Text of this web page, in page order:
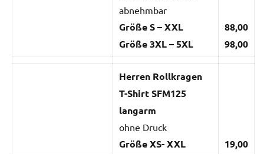
abnehmbar
Größe S – XXL
Größe 3XL – 5XL
88,00
98,00
Herren Rollkragen
T-Shirt SFM125
langarm
ohne Druck
Größe XS- XXL 19,00